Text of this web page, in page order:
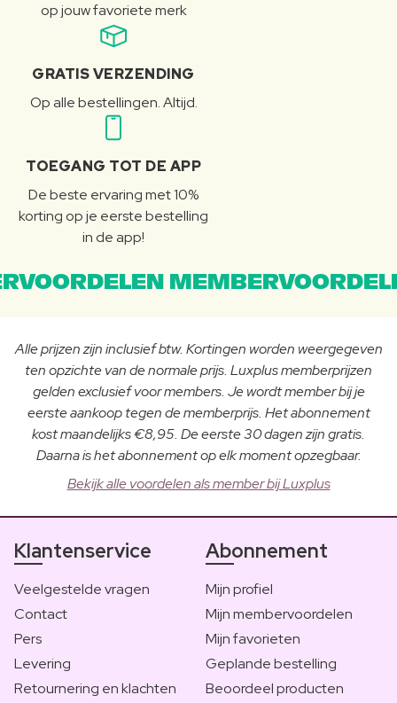
op jouw favoriete merk
GRATIS VERZENDING
Op alle bestellingen. Altijd.
TOEGANG TOT DE APP
De beste ervaring met 10%
korting op je eerste bestelling
in de app!
Alle prijzen zijn inclusief btw. Kortingen worden weergegeven
ten opzichte van de normale prijs. Luxplus memberprijzen
gelden exclusief voor members. Je wordt member bij je
eerste aankoop tegen de memberprijs. Het abonnement
kost maandelijks €8,95. De eerste 30 dagen zijn gratis.
Daarna is het abonnement op elk moment opzegbaar.
Bekijk alle voordelen als member bij Luxplus
Klantenservice
Veelgestelde vragen
Contact
Pers
Levering
Retournering en klachten
Abonnement
Mijn profiel
Mijn membervoordelen
Mijn favorieten
Geplande bestelling
Beoordeel producten